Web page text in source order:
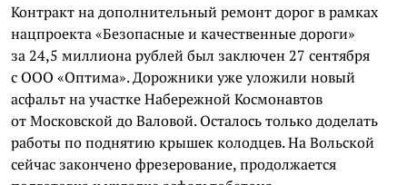
Контракт на дополнительный ремонт дорог в рамках
нацпроекта «Безопасные и качественные дороги»
за 24,5 миллиона рублей был заключен 27 сентября
с ООО «Оптима». Дорожники уже уложили новый
асфальт на участке Набережной Космонавтов
от Московской до Валовой. Осталось только доделать
работы по поднятию крышек колодцев. На Вольской
сейчас закончено фрезерование, продолжается